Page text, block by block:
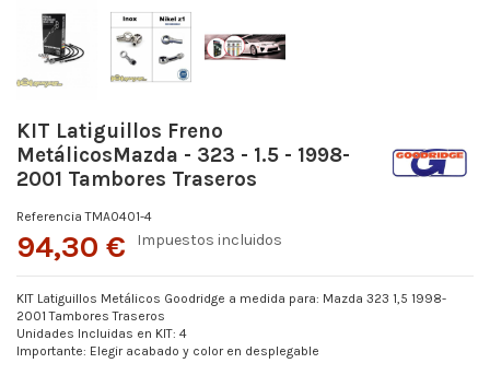
KIT Latiguillos Freno
MetálicosMazda - 323 - 1.5 - 1998-
2001 Tambores Traseros
Referencia TMA0401-4
94,30 € Impuestos incluidos
KIT Latiguillos Metálicos Goodridge a medida para: Mazda 323 1,5 1998-
2001 Tambores Traseros
Unidades Incluidas en KIT: 4
Importante: Elegir acabado y color en desplegable